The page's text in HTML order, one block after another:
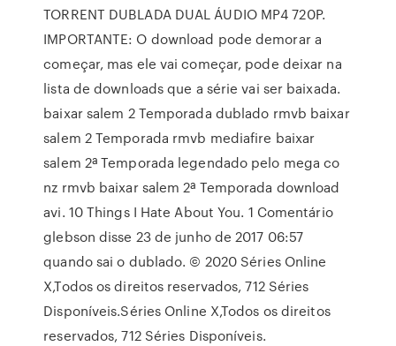
TORRENT DUBLADA DUAL ÁUDIO MP4 720P.
IMPORTANTE: O download pode demorar a
começar, mas ele vai começar, pode deixar na
lista de downloads que a série vai ser baixada.
baixar salem 2 Temporada dublado rmvb baixar
salem 2 Temporada rmvb mediafire baixar
salem 2ª Temporada legendado pelo mega co
nz rmvb baixar salem 2ª Temporada download
avi. 10 Things I Hate About You. 1 Comentário
glebson disse 23 de junho de 2017 06:57
quando sai o dublado. © 2020 Séries Online
X,Todos os direitos reservados, 712 Séries
Disponíveis.Séries Online X,Todos os direitos
reservados, 712 Séries Disponíveis.